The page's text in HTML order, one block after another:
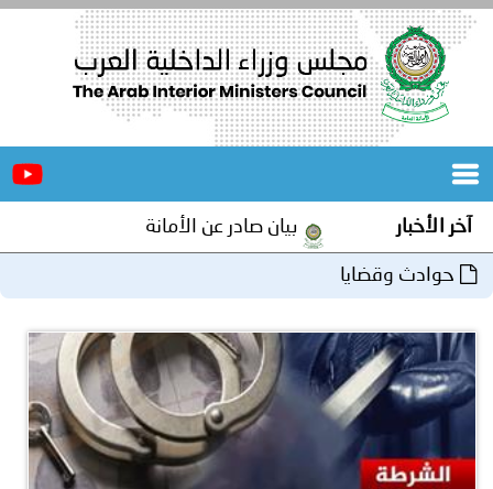
الرئيسية
المجلس
مؤتمرات
و
اجتماعات
جهود
و
برامج
آخر الأخبار بيان صادر عن الأمانة العامة لمجلس وزراء
حوادث وقضايا